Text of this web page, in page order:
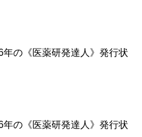
年の《医薬研発達人》発行状
年の《医薬研発達人》発行状